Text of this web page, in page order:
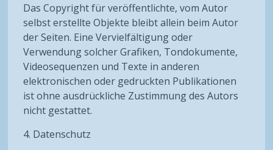
Das Copyright für veröffentlichte, vom Autor
selbst erstellte Objekte bleibt allein beim Autor
der Seiten. Eine Vervielfältigung oder
Verwendung solcher Grafiken, Tondokumente,
Videosequenzen und Texte in anderen
elektronischen oder gedruckten Publikationen
ist ohne ausdrückliche Zustimmung des Autors
nicht gestattet.
4. Datenschutz